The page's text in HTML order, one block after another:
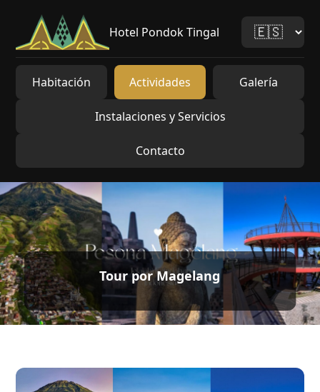
Hotel Pondok Tingal
Habitación Actividades Galería
Instalaciones y Servicios
Contacto
Tour por Magelang